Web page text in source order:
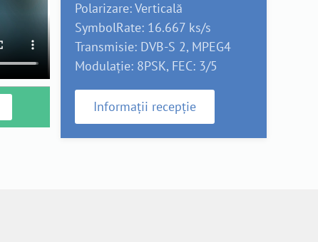
Polarizare: Verticală
SymbolRate: 16.667 ks/s
Transmisie: DVB-S 2, MPEG4
Modulație: 8PSK, FEC: 3/5
Informații recepție